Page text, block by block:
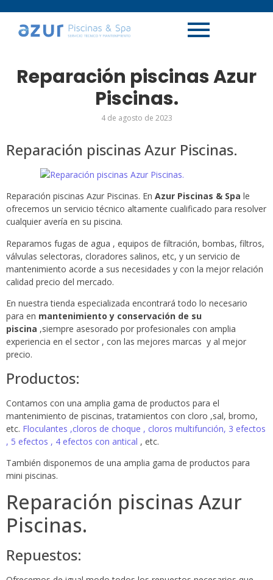
Reparación piscinas Azur
Piscinas.
4 de agosto de 2023
Reparación piscinas Azur Piscinas.
Reparación piscinas Azur Piscinas. En Azur Piscinas & Spa le
ofrecemos un servicio técnico altamente cualificado para resolver
cualquier avería en su piscina.
Reparamos fugas de agua , equipos de filtración, bombas, filtros,
válvulas selectoras, cloradores salinos, etc, y un servicio de
mantenimiento acorde a sus necesidades y con la mejor relación
calidad precio del mercado.
En nuestra tienda especializada encontrará todo lo necesario
para en mantenimiento y conservación de su
piscina ,siempre asesorado por profesionales con amplia
experiencia en el sector , con las mejores marcas y al mejor
precio.
Productos:
Contamos con una amplia gama de productos para el
mantenimiento de piscinas, tratamientos con cloro ,sal, bromo,
etc. Floculantes ,cloros de choque , cloros multifunción, 3 efectos
, 5 efectos , 4 efectos con antical , etc.
También disponemos de una amplia gama de productos para
mini piscinas.
Reparación piscinas Azur
Piscinas.
Repuestos: